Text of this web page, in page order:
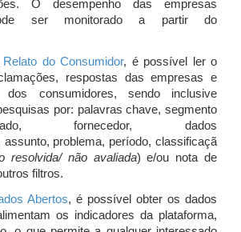
O desempenho das empresas
ser monitorado a partir do
Relato do Consumidor, é possível ler o
respostas das empresas e
dos consumidores, sendo inclusive
por: palavras chave, segmento
fornecedor, dados
assunto, problema, período, classificaçã
resolvida/ não avaliada) e/ou nota de
filtros.
Abertos, é possível obter os dados
os indicadores da plataforma,